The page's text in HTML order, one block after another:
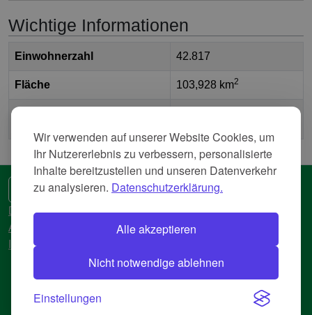
Wir verwenden auf unserer Website Cookies, um
Ihr Nutzererlebnis zu verbessern, personalisierte
Inhalte bereitzustellen und unseren Datenverkehr
zu analysieren. Datenschutzerklärung.
Alle akzeptieren
Nicht notwendige ablehnen
Einstellungen
Wichtige Informationen
Einwohnerzahl 42.817
Fläche 103,928 km2
🌍 Eine andere Sprache
Datenschutzerkläreung
AGB
Impressum
© 2018-2026 AtlasBig.com